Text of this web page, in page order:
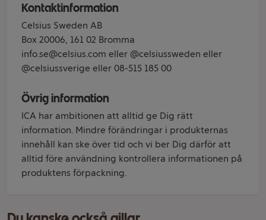
Kontaktinformation
Celsius Sweden AB
Box 20006, 161 02 Bromma
info.se@celsius.com eller @celsiussweden eller
@celsiussverige eller 08-515 185 00
Övrig information
ICA har ambitionen att alltid ge Dig rätt
information. Mindre förändringar i produkternas
innehåll kan ske över tid och vi ber Dig därför att
alltid före användning kontrollera informationen på
produktens förpackning.